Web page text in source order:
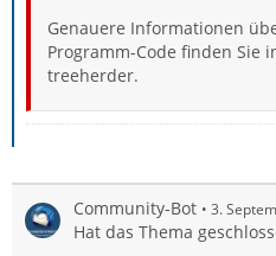
Genauere Informationen
Programm-Code finden Sie
treeherder.
Community-Bot 3.
Hat das Thema